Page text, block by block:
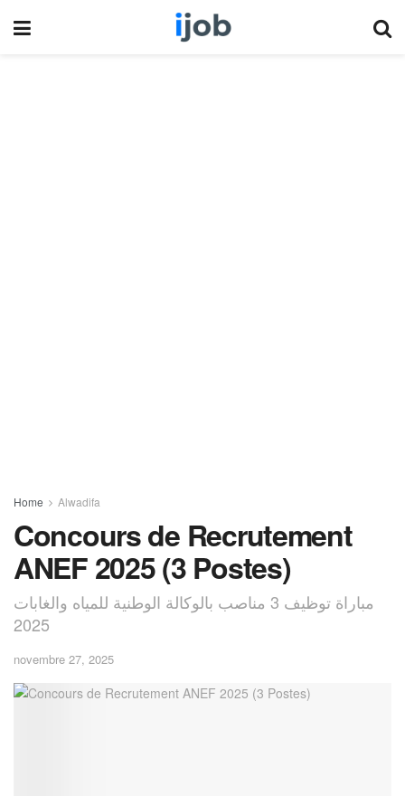
Home Alwadifa
Concours de Recrutement
ANEF 2025 (3 Postes)
مباراة توظيف 3 مناصب بالوكالة الوطنية للمياه والغابات
2025
novembre 27, 2025